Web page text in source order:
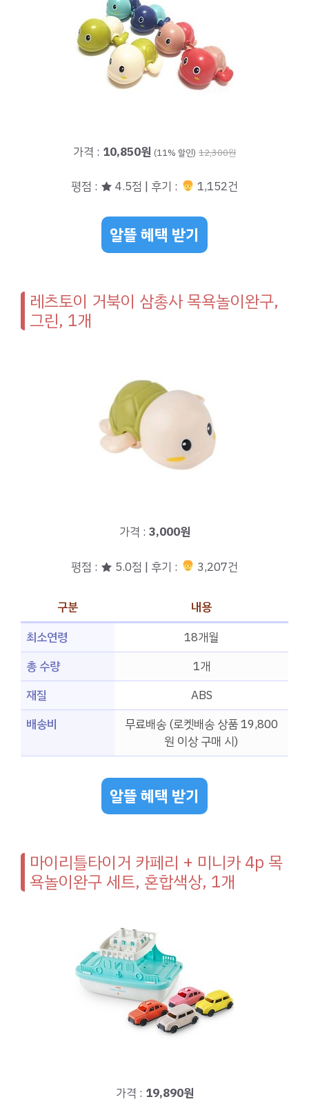
가격 : 10,850원 (11% 할인) 12,300원
평점 : ★ 4.5점 | 후기 : 1,152건
알뜰 혜택 받기
레츠토이 거북이 삼총사 목욕놀이완구,
그린, 1개
가격 : 3,000원
평점 : ★ 5.0점 | 후기 : 3,207건
구분
내용
최소연령
18개월
총 수량
1개
재질
ABS
배송비
무료배송 (로켓배송 상품 19,800
원 이상 구매 시)
알뜰 혜택 받기
마이리틀타이거 카페리 + 미니카 4p 목
욕놀이완구 세트, 혼합색상, 1개
가격 : 19,890원